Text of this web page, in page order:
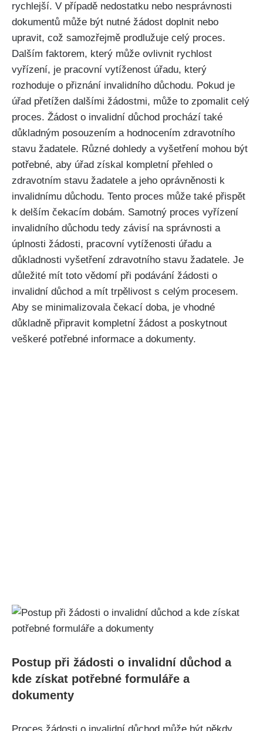
rychlejší. V případě nedostatku nebo nesprávnosti
dokumentů může být nutné žádost doplnit nebo
upravit, což samozřejmě prodlužuje celý proces.
Dalším faktorem, který může ovlivnit rychlost
vyřízení, je pracovní vytíženost úřadu, který
rozhoduje o přiznání invalidního důchodu. Pokud je
úřad přetížen dalšími žádostmi, může to zpomalit celý
proces. Žádost o invalidní důchod prochází také
důkladným posouzením a hodnocením zdravotního
stavu žadatele. Různé dohledy a vyšetření mohou být
potřebné, aby úřad získal kompletní přehled o
zdravotním stavu žadatele a jeho oprávněnosti k
invalidnímu důchodu. Tento proces může také přispět
k delším čekacím dobám. Samotný proces vyřízení
invalidního důchodu tedy závisí na správnosti a
úplnosti žádosti, pracovní vytíženosti úřadu a
důkladnosti vyšetření zdravotního stavu žadatele. Je
důležité mít toto vědomí při podávání žádosti o
invalidní důchod a mít trpělivost s celým procesem.
Aby se minimalizovala čekací doba, je vhodné
důkladně připravit kompletní žádost a poskytnout
veškeré potřebné informace a dokumenty.
Postup při žádosti o invalidní důchod a
kde získat potřebné formuláře a
dokumenty